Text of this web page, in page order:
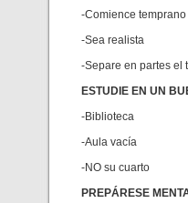
-Comience temprano
-Sea realista
-Separe en partes el
ESTUDIE EN UN
-Biblioteca
-Aula vacía
-NO su cuarto
PREPÁRESE